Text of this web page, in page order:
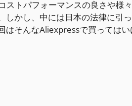
ストパフォーマンスの良さや様
しかし、中には日本の法律に引
はそんなAliexpressで買っては